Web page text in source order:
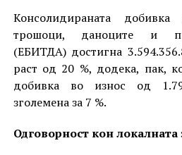
Консолидираната
трошоци, даноците и
(ЕБИТДА) достигна
раст од 20 %, додека, пак,
добивка во износ од
зголемена за 7 %.
Одговорност кон